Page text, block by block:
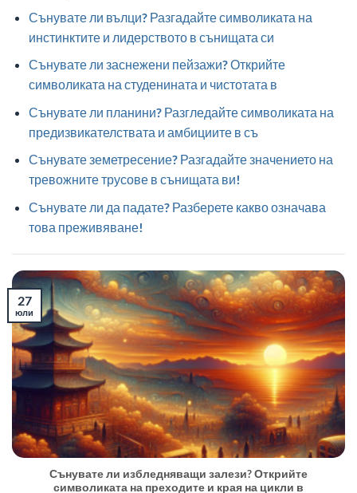
Сънувате ли вълци? Разгадайте символиката на
инстинктите и лидерството в сънищата си
Сънувате ли заснежени пейзажи? Открийте
символиката на студенината и чистотата в
Сънувате ли планини? Разгледайте символиката на
предизвикателствата и амбициите в съ
Сънувате земетресение? Разгадайте значението на
тревожните трусове в сънищата ви!
Сънувате ли да падате? Разберете какво означава
това преживяване!
Сънувате ли избледняващи залези? Открийте
символиката на преходите и края на цикли в
27
юли